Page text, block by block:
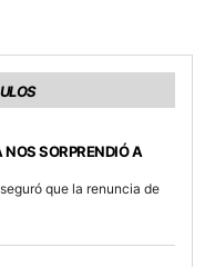
NOS SORPRENDIÓ A
que la renuncia de